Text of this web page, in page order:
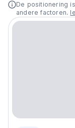
De positionering
andere factoren.